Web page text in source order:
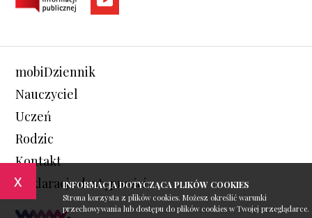
x INFORMACJA DOTYCZĄCA PLIKÓW COOKIES
Strona korzysta z plików cookies. Możesz określić warunki
przechowywania lub dostępu do plików cookies w Twojej przeglądarce.
mobiDziennik
Nauczyciel
Uczeń
Rodzic
Kontakt
Deklaracja dostępności